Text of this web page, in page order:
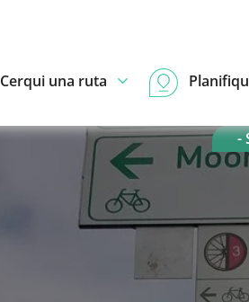
Cerqui una ruta
-